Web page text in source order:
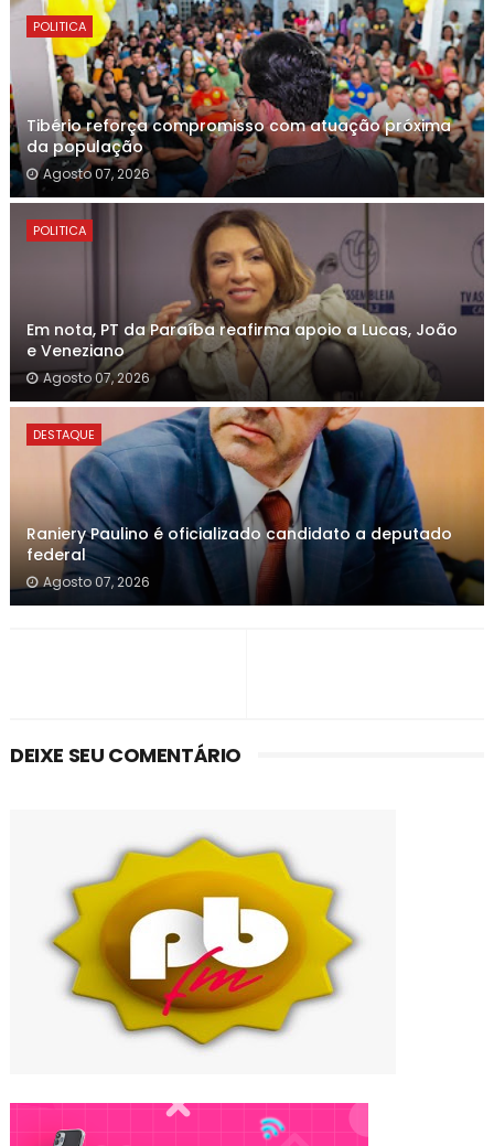
POLITICA
Tibério reforça compromisso com atuação próxima
da população
Agosto 07, 2026
POLITICA
Em nota, PT da Paraíba reafirma apoio a Lucas, João
e Veneziano
Agosto 07, 2026
DESTAQUE
Raniery Paulino é oficializado candidato a deputado
federal
Agosto 07, 2026
DEIXE SEU COMENTÁRIO